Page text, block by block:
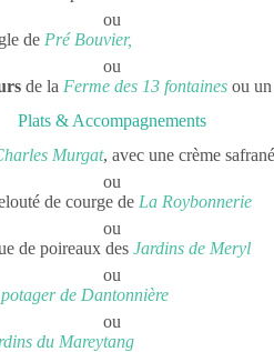
ou
de Pré Bouvier,
ou
de la Ferme des 13 fontaines ou
Plats & Accompagnements
Murgat, avec une crème
ou
de courge de La Roybonnerie
ou
de poireaux des Jardins de Meryl
ou
potager de Dantonnière
ou
du Mareytang